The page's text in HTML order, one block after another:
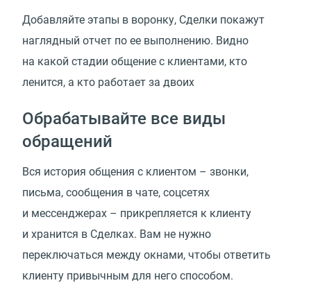
Добавляйте этапы в воронку, Сделки покажут
наглядный отчет по ее выполнению. Видно
на какой стадии общение с клиентами, кто
ленится, а кто работает за двоих
Обрабатывайте все виды
обращений
Вся история общения с клиентом – звонки,
письма, сообщения в чате, соцсетях
и мессенджерах – прикрепляется к клиенту
и хранится в Сделках. Вам не нужно
переключаться между окнами, чтобы ответить
клиенту привычным для него способом.